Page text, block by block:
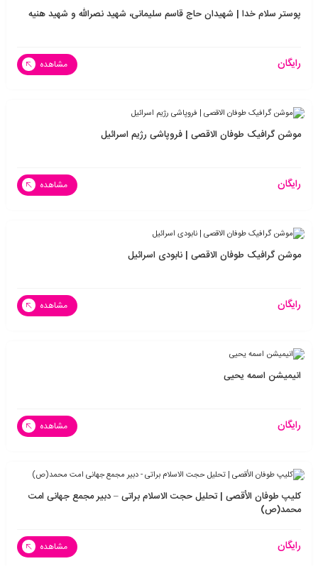
پوستر سلام خدا | شهیدان حاج قاسم سلیمانی، شهید نصرالله و شهید هنیه
رایگان مشاهده
موشن گرافیک طوفان الاقصی | فروپاشی رژیم اسرائیل
رایگان مشاهده
موشن گرافیک طوفان الاقصی | نابودی اسرائیل
رایگان مشاهده
انیمیشن اسمه یحیی
رایگان مشاهده
کلیپ طوفان الأقصی | تحلیل حجت الاسلام براتی – دبیر مجمع جهانی امت
محمد(ص)
رایگان مشاهده